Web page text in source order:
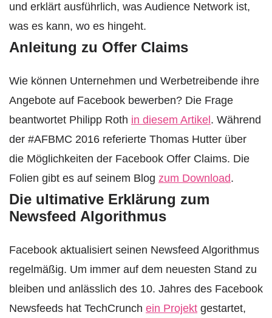
und erklärt ausführlich, was Audience Network ist,
was es kann, wo es hingeht.
Anleitung zu Offer Claims
Wie können Unternehmen und Werbetreibende ihre
Angebote auf Facebook bewerben? Die Frage
beantwortet Philipp Roth in diesem Artikel . Während
der #AFBMC 2016 referierte Thomas Hutter über
die Möglichkeiten der Facebook Offer Claims. Die
Folien gibt es auf seinem Blog zum Download.
Die ultimative Erklärung zum
Newsfeed Algorithmus
Facebook aktualisiert seinen Newsfeed Algorithmus
regelmäßig. Um immer auf dem neuesten Stand zu
bleiben und anlässlich des 10. Jahres des Facebook
Newsfeeds hat TechCrunch ein Projekt gestartet,